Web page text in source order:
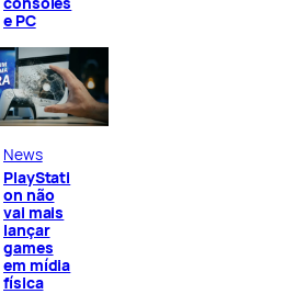
e PC
News
PlayStati
on não
vai mais
lançar
games
em mídia
física